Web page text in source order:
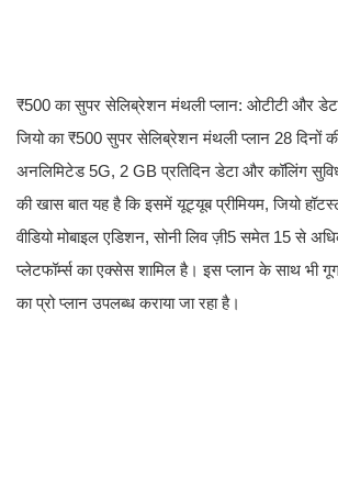
₹500 का सुपर सेलिब्रेशन मंथली प्लान: ओटीटी और
जियो का ₹500 सुपर सेलिब्रेशन मंथली प्लान 28 दिनों
अनलिमिटेड 5G, 2 GB प्रतिदिन डेटा और कॉलिंग
की खास बात यह है कि इसमें यूट्यूब प्रीमियम, जियो
वीडियो मोबाइल एडिशन, सोनी लिव ज़ी5 समेत 15 से
प्लेटफॉर्म्स का एक्सेस शामिल है। इस प्लान के साथ भी
का प्रो प्लान उपलब्ध कराया जा रहा है।